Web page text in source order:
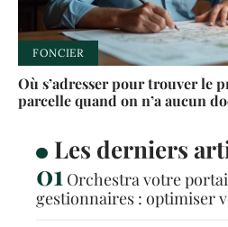
FONCIER
Où s’adresser pour trouver le
parcelle quand on n’a aucun
Les derniers
Orchestra votre
gestionnaires : optimiser